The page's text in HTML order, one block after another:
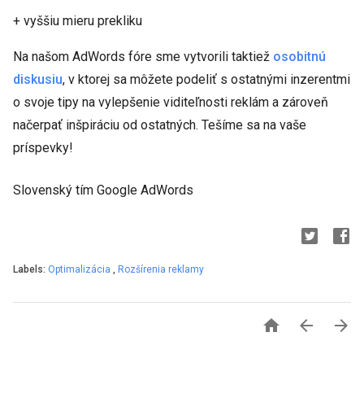
+ vyššiu mieru prekliku
Na našom AdWords fóre sme vytvorili taktiež osobitnú
diskusiu, v ktorej sa môžete podeliť s ostatnými inzerentmi
o svoje tipy na vylepšenie viditeľnosti reklám a zároveň
načerpať inšpiráciu od ostatných. Tešíme sa na vaše
príspevky!
Slovenský tím Google AdWords
Labels: Optimalizácia , Rozšírenia reklamy
  